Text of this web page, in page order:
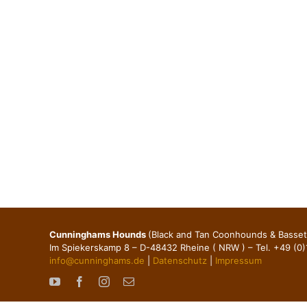
Cunninghams Hounds (Black and Tan Coonhounds &
Im Spiekerskamp 8 – D-48432 Rheine ( NRW ) – Tel. +49
info@cunninghams.de
Datenschutz Impressum